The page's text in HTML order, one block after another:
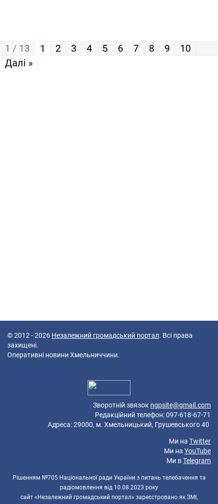
1 / 13 1 2 3 4 5 6 7 8 9
10
Далі »
© 2012 - 2026 Незалежний громадський портал. Всі права
захищені.
Оперативні новини Хмельниччини.
Зворотній звязок ngpsite@gmail.com
Редакційний телефон: 097-618-67-71
Адреса: 29000, м. Хмельницький, Грушевського 40
Ми на Twitter
Ми на YouTube
Ми вTelegram
Рішенням №705 Національної ради України з питань телебачення та
радіомовлення від 10.08.2023 року
сайт «Незалежний громадський портал» зареєстровано як ЗМІ,